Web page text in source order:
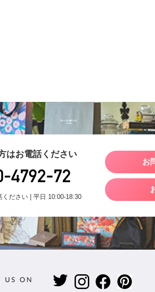
はお電話ください
ください | 平日 10:00-18:30
お
US ON